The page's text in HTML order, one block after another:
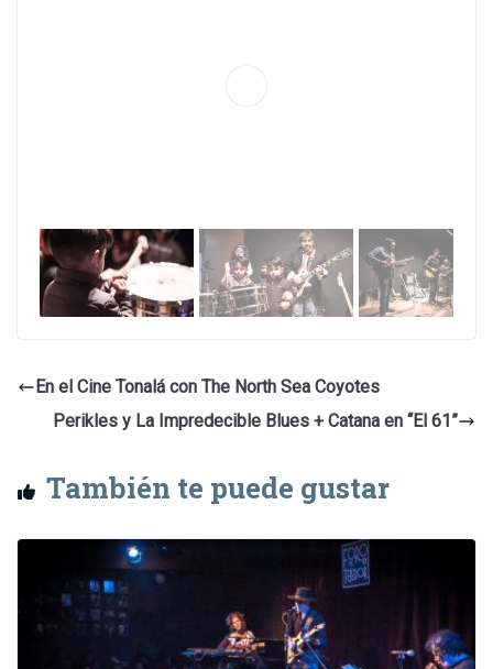
En el Cine Tonalá con The North Sea Coyotes
Perikles y La Impredecible Blues + Catana en “El 61”
También te puede gustar